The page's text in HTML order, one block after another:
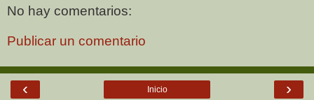
No hay comentarios:
Publicar un comentario
‹ ›
Inicio